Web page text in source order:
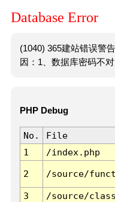
Database Error
(1040) 365建站错误警
因：1、数据库密码不
PHP Debug
No. File
1
/index.php
2 /source/
3 /source/